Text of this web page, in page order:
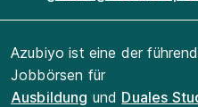
Azubiyo ist eine der
Jobbörsen für
Ausbildung und Duales